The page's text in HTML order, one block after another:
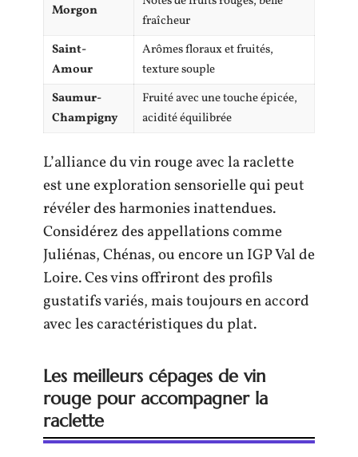
Morgon
fraîcheur
Saint-
Amour
Arômes floraux et fruités,
texture souple
Saumur-
Champigny
Fruité avec une touche épicée,
acidité équilibrée
L’alliance du vin rouge avec la raclette
est une exploration sensorielle qui peut
révéler des harmonies inattendues.
Considérez des appellations comme
Juliénas, Chénas, ou encore un IGP Val de
Loire. Ces vins offriront des profils
gustatifs variés, mais toujours en accord
avec les caractéristiques du plat.
Les meilleurs cépages de vin
rouge pour accompagner la
raclette